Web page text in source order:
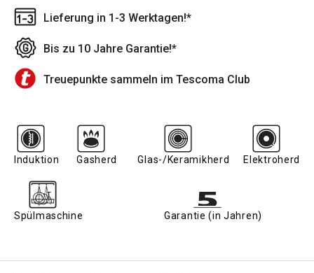
Lieferung in 1-3 Werktagen!*
Bis zu 10 Jahre Garantie!*
Treuepunkte sammeln im Tescoma Club
Induktion Gasherd Glas-/Keramikherd Elektroherd
Spülmaschine Garantie (in Jahren)